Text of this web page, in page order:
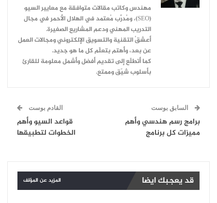
مهندس وكاتب مقالات متوافقة مع معايير السيو
(SEO)، ومُدرِّب مُعتمد في الهلال الأحمر في مجال
التدريب المهني ودعم المشاريع الصغيرة.
أعشقُ التقنية والتسويق الإلكتروني ومجالات العمل
عن بعد، وأهتم بتعلّم كل ما هو جديد.
كما أتطلّع إلى تقديم أفضل وأشمل معلومة للقارئ
بأسلوب شيّق وممتع.
السابق بوست
برامج رسم هندسي وأهم
مميزات كل برنامج
القادم بوست
قواعد السيو وأهم
الخطوات لتطبيقها
قد يعجبك ايضا المزيد عن المؤلف